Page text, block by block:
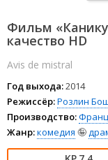
Фильм
качество HD
Avis de mistral
Год выхода:2014
Режиссёр:Розлин
Производство:
Жанр:комедия 🤪